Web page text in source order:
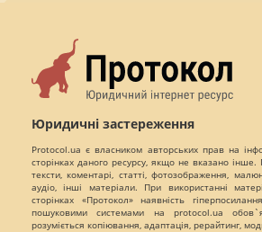
Юридичні застереження
Protocol.ua є власником авторських прав на
сторінках даного ресурсу, якщо не вказано інше.
тексти, коментарі, статті, фотозображення,
аудіо, інші матеріали. При використанні
сторінках «Протокол» наявність
пошуковими системами на protocol.ua
розуміється копіювання, адаптація, рерайтинг,